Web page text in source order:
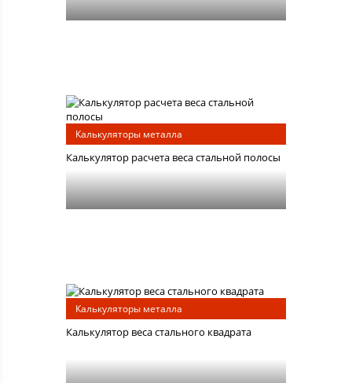
Калькуляторы металла
Калькулятор расчета веса стальной полосы
Калькуляторы металла
Калькулятор веса стального квадрата